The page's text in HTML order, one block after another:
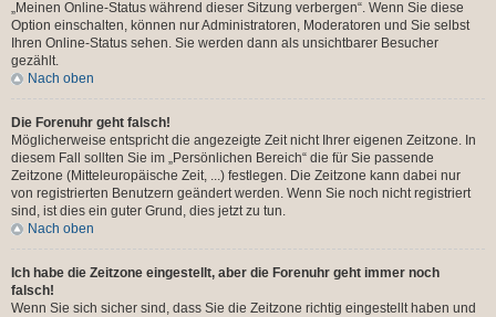
„Meinen Online-Status während dieser Sitzung verbergen“. Wenn Sie diese
Option einschalten, können nur Administratoren, Moderatoren und Sie selbst
Ihren Online-Status sehen. Sie werden dann als unsichtbarer Besucher
gezählt.
Nach oben
Die Forenuhr geht falsch!
Möglicherweise entspricht die angezeigte Zeit nicht Ihrer eigenen Zeitzone. In
diesem Fall sollten Sie im „Persönlichen Bereich“ die für Sie passende
Zeitzone (Mitteleuropäische Zeit, ...) festlegen. Die Zeitzone kann dabei nur
von registrierten Benutzern geändert werden. Wenn Sie noch nicht registriert
sind, ist dies ein guter Grund, dies jetzt zu tun.
Nach oben
Ich habe die Zeitzone eingestellt, aber die Forenuhr geht immer noch
falsch!
Wenn Sie sich sicher sind, dass Sie die Zeitzone richtig eingestellt haben und